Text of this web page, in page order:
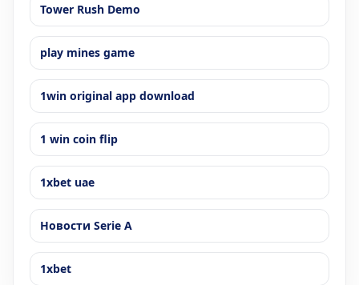
Tower Rush Demo
play mines game
1win original app download
1 win coin flip
1xbet uae
Новости Serie A
1xbet